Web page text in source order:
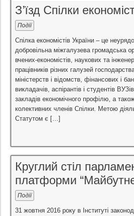
З’їзд Спілки
Події
Спілка економістів України – це
добровільна міжгалузева громадська
вчених-економістів, наукових та
працівників різних галузей
міністерств і відомств, фінансових і
викладачів, аспірантів і студентів
закладів економічного профілю, а
колективних членів Спілки. Метою
Статутом є […]
Круглий стіл
платформи
Події
31 жовтня 2016 року в Інституті